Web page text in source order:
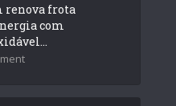
renova frota
com